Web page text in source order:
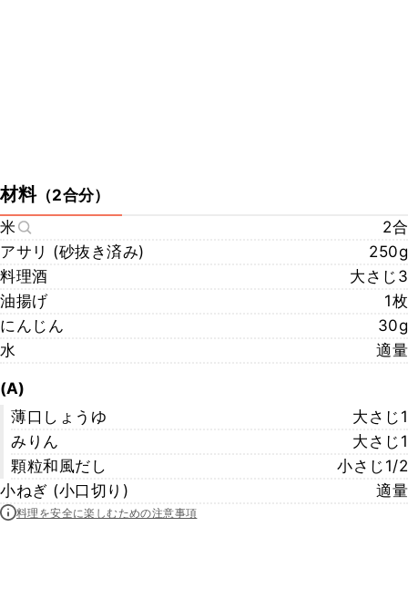
材料（2合分）
米
2合
アサリ (砂抜き済み)
250g
料理酒
大さじ3
油揚げ
1枚
にんじん
30g
水
適量
(A)
薄口しょうゆ
大さじ1
みりん
大さじ1
顆粒和風だし
小さじ1/2
小ねぎ (小口切り)
適量
料理を安全に楽しむための注意事項